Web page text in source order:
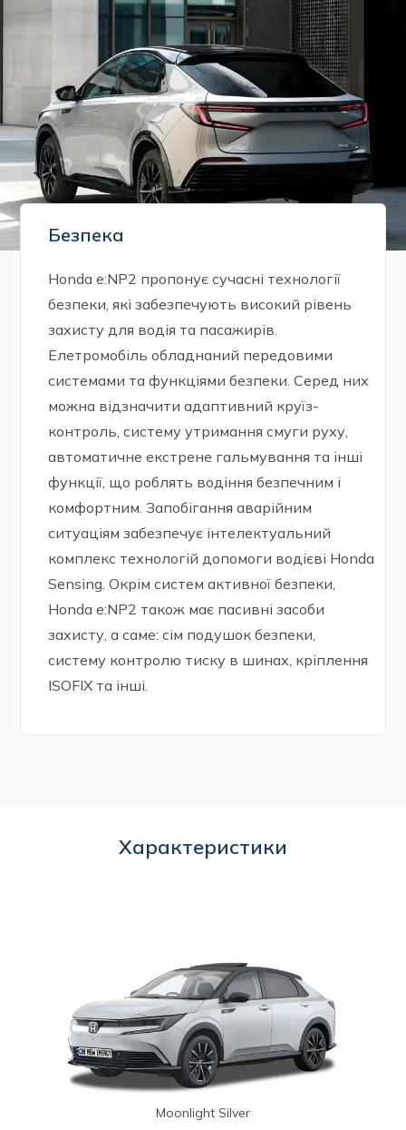
Безпека
Honda e:NP2 пропонує сучасні технології
безпеки, які забезпечують високий рівень
захисту для водія та пасажирів.
Елетромобіль обладнаний передовими
системами та функціями безпеки. Серед них
можна відзначити адаптивний круїз-
контроль, систему утримання смуги руху,
автоматичне екстрене гальмування та інші
функції, що роблять водіння безпечним і
комфортним. Запобігання аварійним
ситуаціям забезпечує інтелектуальний
комплекс технологій допомоги водієві Honda
Sensing. Окрім систем активної безпеки,
Honda e:NP2 також має пасивні засоби
захисту, а саме: сім подушок безпеки,
систему контролю тиску в шинах, кріплення
ISOFIX та інші.
Характеристики
Moonlight Silver